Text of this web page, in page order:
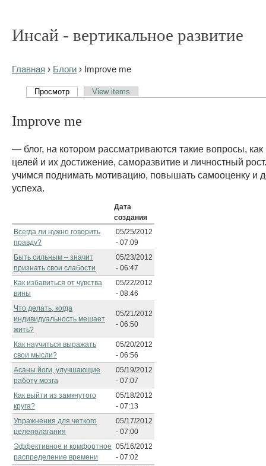
Инсай - вертикальное развитие
Главная › Блоги › Improve me
Просмотр View items
Improve me
— блог, на котором рассматриваются такие вопросы, как
целей и их достижение, саморазвитие и личностный
учимся поднимать мотивацию, повышать самооценку и
успеха.
Дата
создания
Всегда ли нужно говорить
правду?
05/25/2012
- 07:09
Быть сильным – значит
признать свои слабости
05/23/2012
- 06:47
Как избавиться от чувства
вины
05/22/2012
- 08:46
Что делать, когда
индивидуальность мешает
жить?
05/21/2012
- 06:50
Как научиться выражать
свои мысли?
05/20/2012
- 06:56
Асаны йоги, улучшающие
работу мозга
05/19/2012
- 07:07
Как выйти из замкнутого
круга?
05/18/2012
- 07:13
Упражнения для четкого
целеполагания
05/17/2012
- 07:00
Эффективное и комфортное
распределение времени
05/16/2012
- 07:02